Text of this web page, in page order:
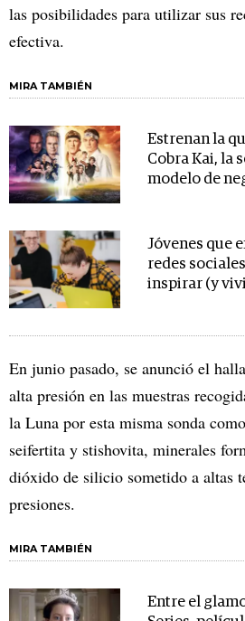
las posibilidades para utilizar sus
efectiva.
MIRA TAMBIÉN
Estrenan la
Cobra Kai, la
modelo de
Jóvenes que
redes
inspirar (y
En junio pasado, se anunció el
alta presión en las muestras
la Luna por esta misma sonda
seifertita y stishovita, minerales
dióxido de silicio sometido a altas
presiones.
MIRA TAMBIÉN
Entre el